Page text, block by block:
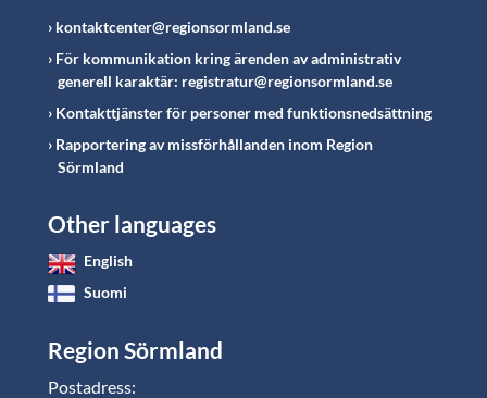
kontaktcenter@regionsormland.se
För kommunikation kring ärenden av administrativ
generell karaktär: registratur@regionsormland.se
Kontakttjänster för personer med funktionsnedsättning
Rapportering av missförhållanden inom Region
Sörmland
Other languages
English
Suomi
Region Sörmland
Postadress: